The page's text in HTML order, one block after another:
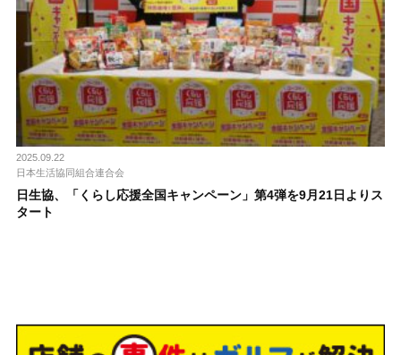
2025.09.22
日本生活協同組合連合会
日生協、「くらし応援全国キャンペーン」第4弾を9月21日よりス
タート